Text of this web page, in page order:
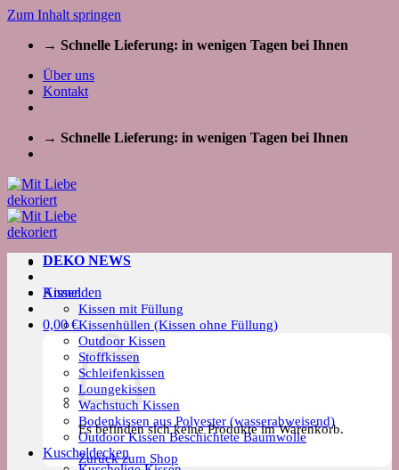
Zum Inhalt springen
→ Schnelle Lieferung: in wenigen Tagen bei Ihnen
Über uns
Kontakt
→ Schnelle Lieferung: in wenigen Tagen bei Ihnen
Kissen
Kissen mit Füllung
Kissenhüllen (Kissen ohne Füllung)
Outdoor Kissen
Stoffkissen
Schleifenkissen
Loungekissen
Wachstuch Kissen
Bodenkissen aus Polyester (wasserabweisend)
Outdoor Kissen Beschichtete Baumwolle
Kuscheldecken
DEKO NEWS
Anmelden
0,00€
Es befinden sich keine Produkte im Warenkorb.
Zurück zum Shop